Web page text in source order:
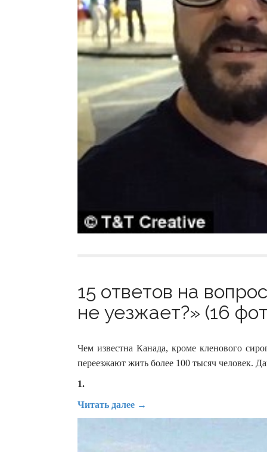
15 ответов на
не уезжает?» (16
Чем известна Канада, кроме кленового
переезжают жить более 100 тысяч человек.
1.
Читать далее →